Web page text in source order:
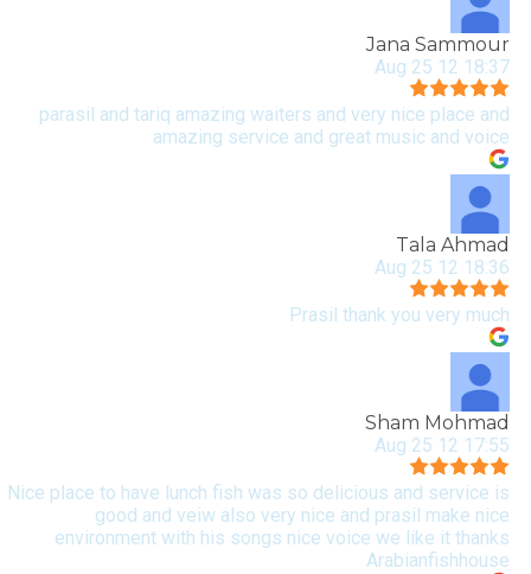
Jana Sammour
18:37 12 Aug 25
parasil and tariq amazing waiters and very nice place and
amazing service and great music and voice
Tala Ahmad
18:36 12 Aug 25
Prasil thank you very much
Sham Mohmad
17:55 12 Aug 25
Nice place to have lunch fish was so delicious and service is
good and veiw also very nice and prasil make nice
environment with his songs nice voice we like it thanks
Arabianfishhouse